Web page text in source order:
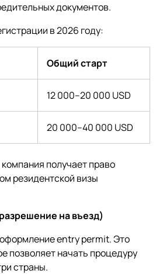
документов.
в 2026 году:
Общий старт
12 000–20 000 USD
20 000–40 000 USD
получает право
резидентской визы
на въезд)
entry permit. Это
позволяет начать процедуру
страны.